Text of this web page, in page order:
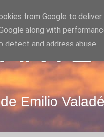
Emilio
from Google to
along with
detect and address abuse.